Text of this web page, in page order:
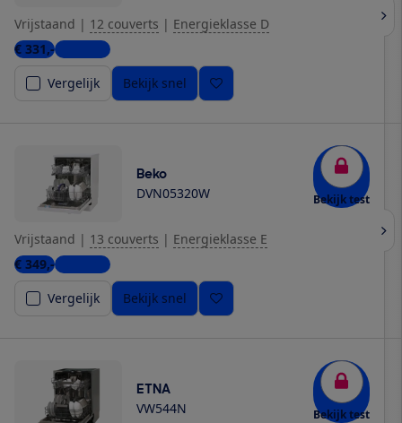
Vrijstaand | 12 couverts | Energieklasse D
€ 331,-6 winkels
Vergelijk
Bekijk snel
Beko
DVN05320W Bekijk test
Vrijstaand | 13 couverts | Energieklasse E
€ 349,-5 winkels
Vergelijk
Bekijk snel
ETNA
VW544N Bekijk test